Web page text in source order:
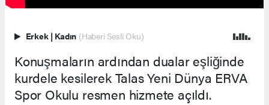
Erkek | Kadın (Haberi Sesli Oku)
Konuşmaların ardından dualar eşliğinde
kurdele kesilerek Talas Yeni Dünya ERVA
Spor Okulu resmen hizmete açıldı.